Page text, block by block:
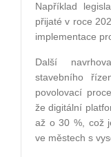
Například
přijaté v roce
implementace
Další
stavebního
povolovací
že digitální
až o 30 %, což
ve městech s